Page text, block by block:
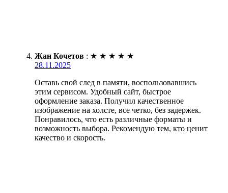
Жан Кочетов : ★ ★ ★ ★ ★
28.11.2025
Оставь свой след в памяти, воспользовавшись
этим сервисом. Удобный сайт, быстрое
оформление заказа. Получил качественное
изображение на холсте, все четко, без задержек.
Понравилось, что есть различные форматы и
возможность выбора. Рекомендую тем, кто ценит
качество и скорость.